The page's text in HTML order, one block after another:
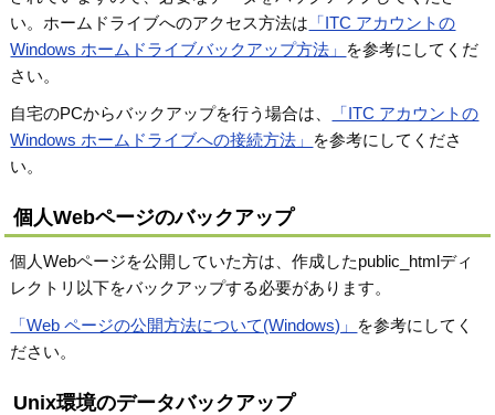
い。ホームドライブへのアクセス方法は 「ITC アカウントの
Windows ホームドライブバックアップ方法」 を参考にしてくだ
さい。
自宅のPCからバックアップを行う場合は、
「ITC アカウントの
Windows ホームドライブへの接続方法」 を参考にしてくださ
い。
個人Webページのバックアップ
個人Webページを公開していた方は、作成したpublic_htmlディ
レクトリ以下をバックアップする必要があります。
「Web ページの公開方法について(Windows)」 を参考にしてく
ださい。
Unix環境のデータバックアップ